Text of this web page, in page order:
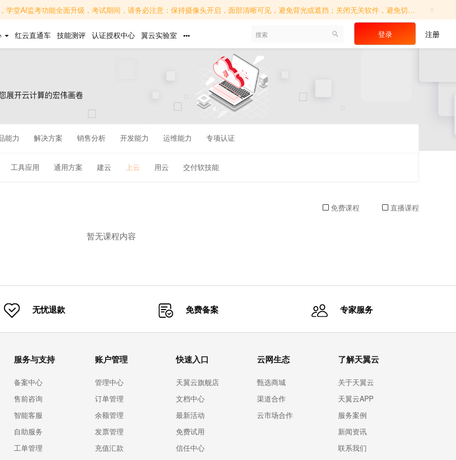
考试期间，请务必注意：保持摄像头开启，面部清晰可见，避免背光或遮挡；关闭无关软件，避免切屏操作；确保考试环境相对独立，避免他人进入；如遇系统提示，请及时调...
红云直通车 技能测评 认证授权中心 翼云实验室 登录 注册
能力 解决方案 销售分析 开发能力 运维能力 专项认证
工具应用 通用方案 建云 上云 用云 交付软技能
免费课程 直播课程
暂无课程内容
无忧退款 免费备案 专家服务
服务与支持
备案中心
售前咨询
智能客服
自助服务
工单管理
账户管理
管理中心
订单管理
余额管理
发票管理
充值汇款
快速入口
天翼云旗舰店
文档中心
最新活动
免费试用
信任中心
云网生态
甄选商城
渠道合作
云市场合作
了解天翼云
关于天翼云
天翼云APP
服务案例
新闻资讯
联系我们